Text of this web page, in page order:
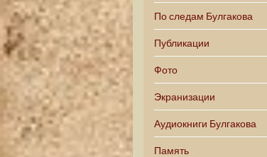
По следам Булгакова
Публикации
Фото
Экранизации
Аудиокниги Булгакова
Память